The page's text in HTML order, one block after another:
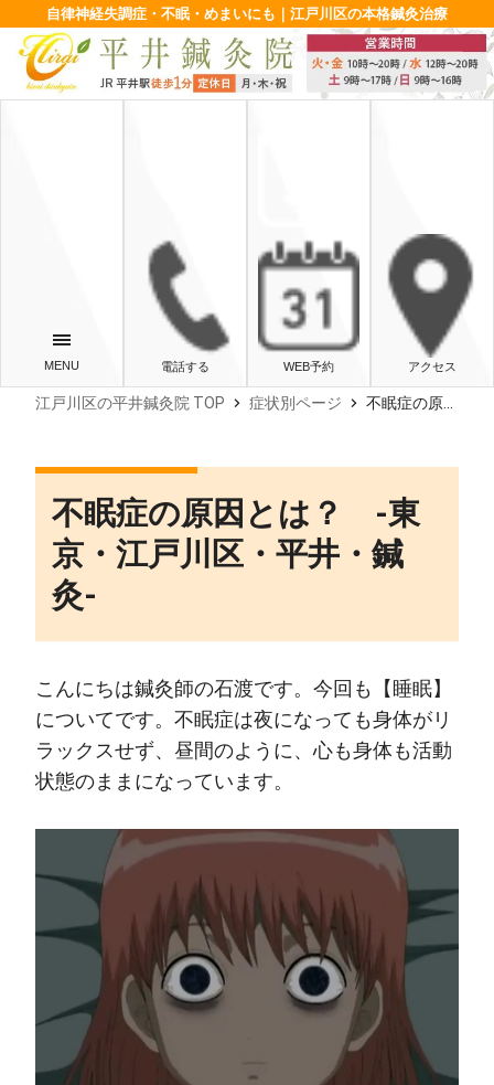
自律神経失調症・不眠・めまいにも｜江戸川区の本格鍼灸治療
電話する WEB予約 アクセス
江戸川区の平井鍼灸院 TOP chevron_right 症状別ページ chevron_right 不眠症の原因とは？ ‐東京・江戸川区・平井・鍼灸‐
不眠症の原因とは？ ‐東
京・江戸川区・平井・鍼
灸‐
こんにちは鍼灸師の石渡です。今回も【睡眠】
についてです。不眠症は夜になっても身体がリ
ラックスせず、昼間のように、心も身体も活動
状態のままになっています。